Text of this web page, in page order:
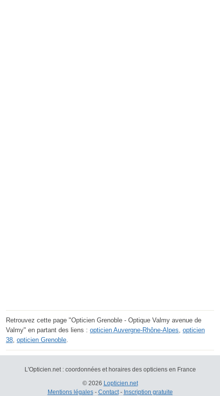
Retrouvez cette page "Opticien Grenoble - Optique Valmy avenue de
Valmy" en partant des liens : opticien Auvergne-Rhône-Alpes, opticien
38, opticien Grenoble.
L'Opticien.net : coordonnées et horaires des opticiens en France
© 2026 Lopticien.net
Mentions légales- Contact- Inscription gratuite